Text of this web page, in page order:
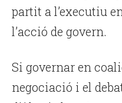
partit a l’executiu
l’acció de govern.
Si governar en
negociació i el